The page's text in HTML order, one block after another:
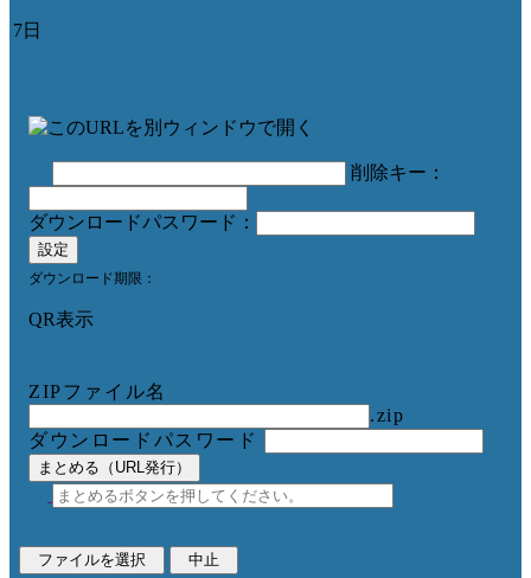
7日
削除キー：
ダウンロードパスワード：
設定
ダウンロード期限：
QR表示
ZIPファイル名
.zip
ダウンロードパスワード
まとめる（URL発行）
ファイルを選択 中止